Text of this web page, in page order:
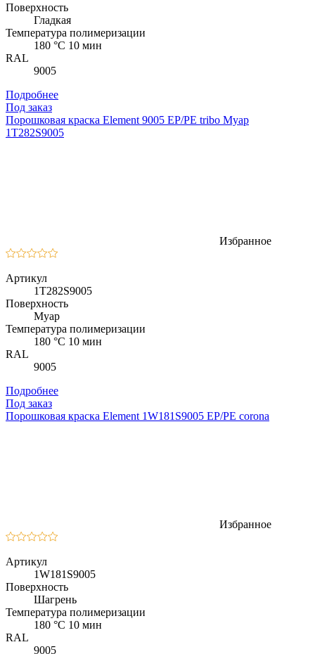
Поверхность
Гладкая
Температура полимеризации
180 °C 10 мин
RAL
9005
Подробнее
Под заказ
Порошковая краска Element 9005 EP/PE tribo Муар
1T282S9005
Избранное
Артикул
1T282S9005
Поверхность
Муар
Температура полимеризации
180 °C 10 мин
RAL
9005
Подробнее
Под заказ
Порошковая краска Element 1W181S9005 EP/PE corona
Избранное
Артикул
1W181S9005
Поверхность
Шагрень
Температура полимеризации
180 °C 10 мин
RAL
9005